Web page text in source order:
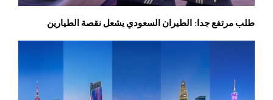
طلب مرتفع جدا: الطيران السعودي يشعل نقصة الطيارين